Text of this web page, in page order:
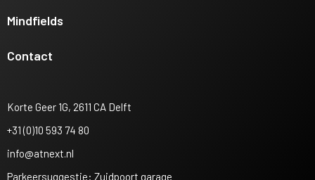
Mindfields
Contact
Korte Geer 1G, 2611 CA Delft
+31 (0)10 593 74 80
info@atnext.nl
Parkeersuggestie: Zuidpoort garage